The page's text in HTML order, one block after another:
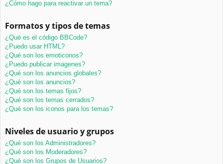
¿Cómo hago para reactivar un tema?
Formatos y tipos de temas
¿Qué es el código BBCode?
¿Puedo usar HTML?
¿Qué son los emoticonos?
¿Puedo publicar imagenes?
¿Qué son los anuncios globales?
¿Qué son los anuncios?
¿Qué son los temas fijos?
¿Qué son los temas cerrados?
¿Qué son los iconos para los temas?
Niveles de usuario y grupos
¿Qué son los Administradores?
¿Qué son los Moderadores?
¿Qué son los Grupos de Usuarios?